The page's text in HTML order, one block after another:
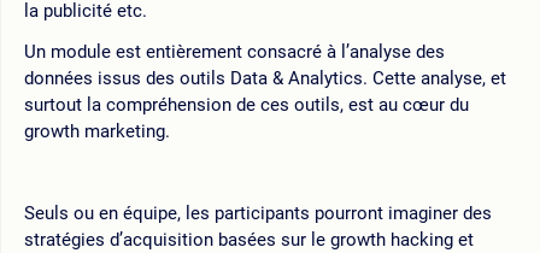
la publicité etc.
Un module est entièrement consacré à l’analyse des
données issus des outils Data & Analytics. Cette analyse, et
surtout la compréhension de ces outils, est au cœur du
growth marketing.
Seuls ou en équipe, les participants pourront imaginer des
stratégies d’acquisition basées sur le growth hacking et